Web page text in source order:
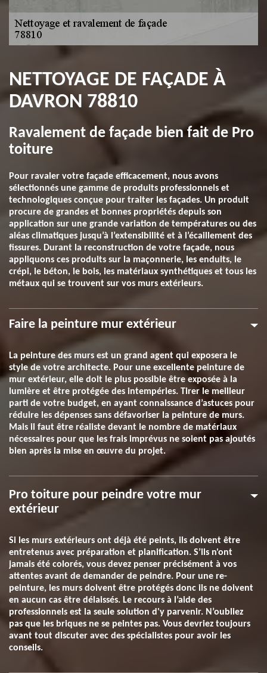
NETTOYAGE DE FAÇADE À
DAVRON 78810
Ravalement de façade bien fait de Pro
toiture
Pour ravaler votre façade efficacement, nous avons
sélectionnés une gamme de produits professionnels et
technologiques conçue pour traiter les façades. Un produit
procure de grandes et bonnes propriétés depuis son
application sur une grande variation de températures ou des
aléas climatiques jusqu’à l’extensibilité et à l’écaillement des
fissures. Durant la reconstruction de votre façade, nous
appliquons ces produits sur la maçonnerie, les enduits, le
crépi, le béton, le bois, les matériaux synthétiques et tous les
métaux qui se trouvent sur vos murs extérieurs.
Faire la peinture mur extérieur
La peinture des murs est un grand agent qui exposera le
style de votre architecte. Pour une excellente peinture de
mur extérieur, elle doit le plus possible être exposée à la
lumière et être protégée des intempéries. Tirer le meilleur
parti de votre budget, en ayant connaissance d’astuces pour
réduire les dépenses sans défavoriser la peinture de murs.
Mais il faut être réaliste devant le nombre de matériaux
nécessaires pour que les frais imprévus ne soient pas ajoutés
bien après la mise en œuvre du projet.
Pro toiture pour peindre votre mur
extérieur
Si les murs extérieurs ont déjà été peints, ils doivent être
entretenus avec préparation et planification. S’ils n'ont
jamais été colorés, vous devez penser précisément à vos
attentes avant de demander de peindre. Pour une re-
peinture, les murs doivent être protégés donc ils ne doivent
en aucun cas être délaissés. Le recours à l’aide des
professionnels est la seule solution d'y parvenir. N’oubliez
pas que les briques ne se peintes pas. Vous devriez toujours
avant tout discuter avec des spécialistes pour avoir les
conseils.